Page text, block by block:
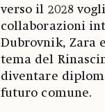
verso il 2028
collaborazioni
Dubrovnik, Zara
tema del
diventare
futuro comune.